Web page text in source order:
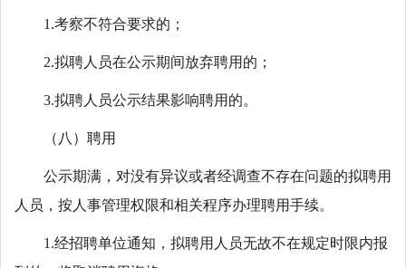
1.考察不符合要求的；
2.拟聘人员在公示期间放弃聘用的；
3.拟聘人员公示结果影响聘用的。
（八）聘用
公示期满，对没有异议或者经调查不存在问题的拟聘用
人员，按人事管理权限和相关程序办理聘用手续。
1.经招聘单位通知，拟聘用人员无故不在规定时限内报